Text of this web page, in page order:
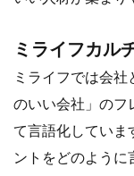
ミライフカル
ミライフでは会
のいい会社」のフ
て言語化していま
ントをどのように